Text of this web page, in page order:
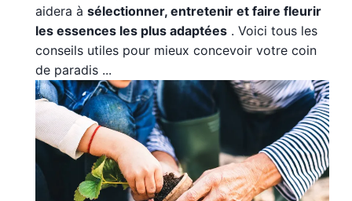
aidera à sélectionner, entretenir et faire fleurir
les essences les plus adaptées . Voici tous les
conseils utiles pour mieux concevoir votre coin
de paradis ...